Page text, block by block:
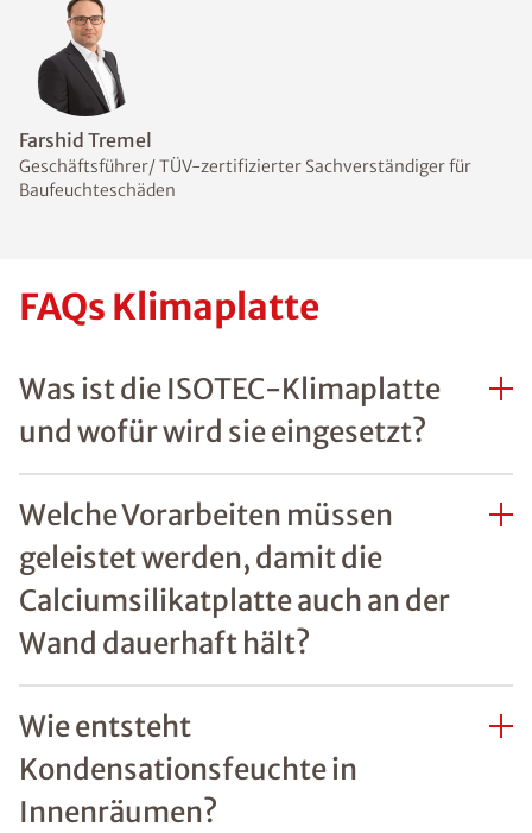
Farshid Tremel
Geschäftsführer/ TÜV-zertifizierter Sachverständiger für
Baufeuchteschäden
FAQs Klimaplatte
Was ist die ISOTEC-Klimaplatte
und wofür wird sie eingesetzt?
Welche Vorarbeiten müssen
geleistet werden, damit die
Calciumsilikatplatte auch an der
Wand dauerhaft hält?
Wie entsteht
Kondensationsfeuchte in
Innenräumen?